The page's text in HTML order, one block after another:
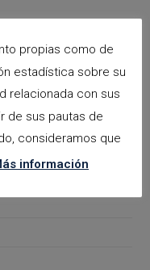
propias como de
estadística sobre su
relacionada con sus
de sus pautas de
consideramos que
información